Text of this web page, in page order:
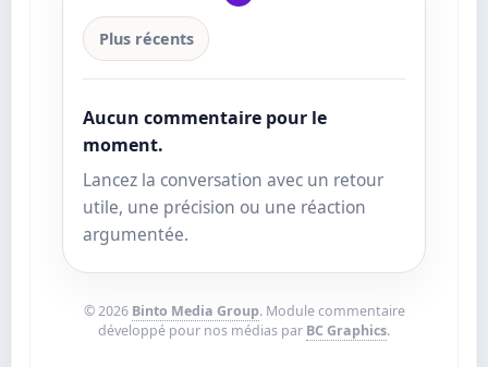
Plus récents
Aucun commentaire pour le
moment.
Lancez la conversation avec un retour
utile, une précision ou une réaction
argumentée.
© 2026 Binto Media Group. Module commentaire
développé pour nos médias par BC Graphics.